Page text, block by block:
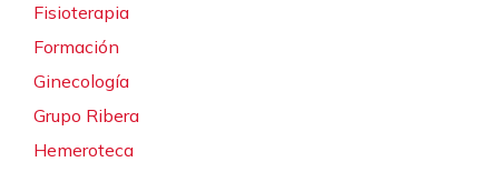
Fisioterapia
Formación
Ginecología
Grupo Ribera
Hemeroteca